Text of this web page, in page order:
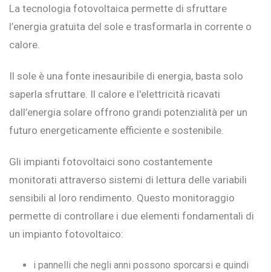
La tecnologia fotovoltaica permette di sfruttare
l’energia gratuita del sole e trasformarla in corrente o
calore.
Il sole è una fonte inesauribile di energia, basta solo
saperla sfruttare. Il calore e l'elettricità ricavati
dall’energia solare offrono grandi potenzialità per un
futuro energeticamente efficiente e sostenibile.
Gli impianti fotovoltaici sono costantemente
monitorati attraverso sistemi di lettura delle variabili
sensibili al loro rendimento. Questo monitoraggio
permette di controllare i due elementi fondamentali di
un impianto fotovoltaico:
i pannelli che negli anni possono sporcarsi e quindi